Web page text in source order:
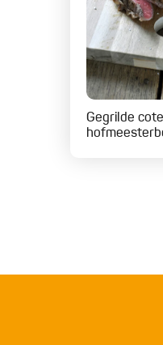
Gegrilde